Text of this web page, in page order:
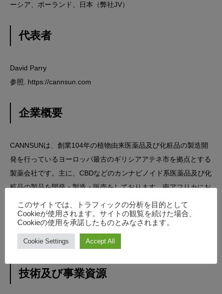
ーシア、ポーランド、日本（弊社JV）
代表者
David Parry
参照. https://cannsun.com
企業概要
CANNSUNは、創業104年の植物由来医薬品及び化粧品の製造開
発を行っているヨーロッパ最古のギリシアアテネ市を拠点とする
製薬会社です。主に、CBDなどのカンナビノイド系医薬品及び化
粧品の製品を開発・製造・販売をしております。南アフリカにお
いて、23haのアフリカ最大の政府認可医療用大麻栽培場を有
し、CANNSUNの製品群は、欧州を中心に21か国に普及してお
り、11,000薬局、35,000名の医師にて、取り扱われておりま
す。
技術及び事業資源
このサイトでは、トラフィックの分析を目的として
Cookieが使用されます。サイトの観覧を続けた場合、
Cookieの使用を承諾したものとみなされます。
Cookie Settings Accept All